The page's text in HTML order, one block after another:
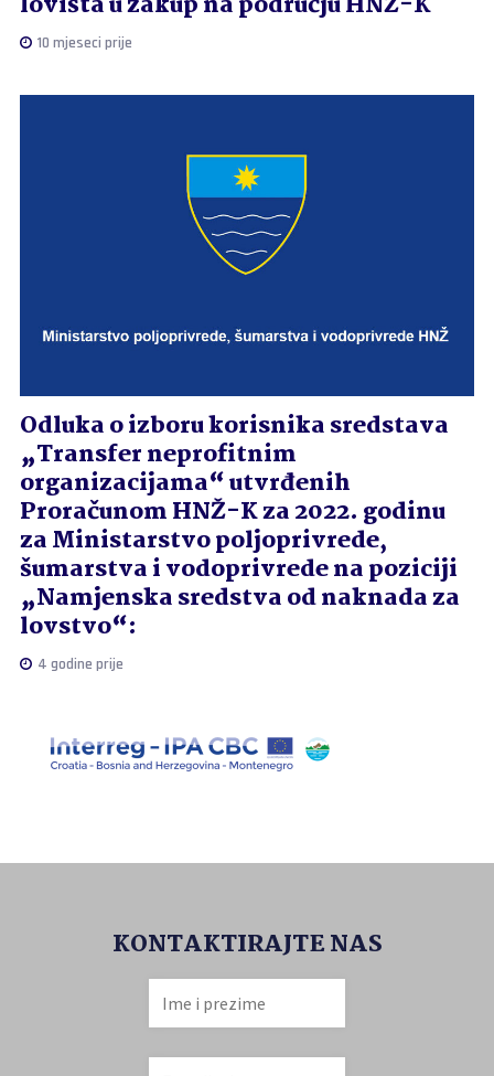
10 mjeseci prije
Odluka o izboru korisnika sredstava
„Transfer neprofitnim
organizacijama“ utvrđenih
Proračunom HNŽ-K za 2022. godinu
za Ministarstvo poljoprivrede,
šumarstva i vodoprivrede na poziciji
„Namjenska sredstva od naknada za
lovstvo“:
4 godine prije
KONTAKTIRAJTE NAS